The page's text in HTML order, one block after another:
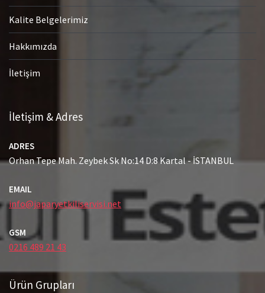
Kalite Belgelerimiz
Hakkımızda
İletişim
İletişim & Adres
ADRES
Orhan Tepe Mah. Zeybek Sk No:14 D:8 Kartal - İSTANBUL
EMAIL
info@japaryetkiliservisi.net
GSM
0216 489 21 43
Ürün Grupları